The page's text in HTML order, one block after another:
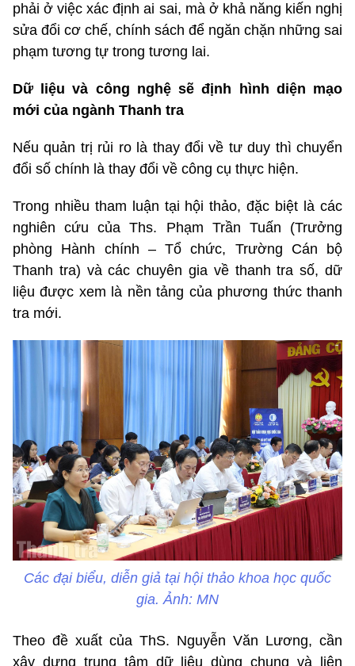
phải ở việc xác định ai sai, mà ở khả năng kiến nghị
sửa đổi cơ chế, chính sách để ngăn chặn những sai
phạm tương tự trong tương lai.
Dữ liệu và công nghệ sẽ định hình diện mạo
mới của ngành Thanh tra
Nếu quản trị rủi ro là thay đổi về tư duy thì chuyển
đổi số chính là thay đổi về công cụ thực hiện.
Trong nhiều tham luận tại hội thảo, đặc biệt là các
nghiên cứu của Ths. Phạm Trần Tuấn (Trưởng
phòng Hành chính – Tổ chức, Trường Cán bộ
Thanh tra) và các chuyên gia về thanh tra số, dữ
liệu được xem là nền tảng của phương thức thanh
tra mới.
Các đại biểu, diễn giả tại hội thảo khoa học quốc
gia. Ảnh: MN
Theo đề xuất của ThS. Nguyễn Văn Lương, cần
xây dựng trung tâm dữ liệu dùng chung và liên